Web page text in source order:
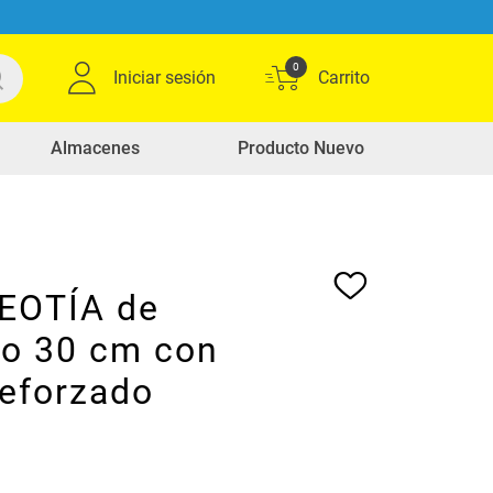
Iniciar sesión
0
Almacenes Producto Nuevo
de
30 cm con